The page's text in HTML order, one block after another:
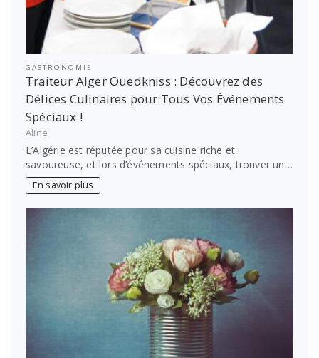
GASTRONOMIE
Traiteur Alger Ouedkniss : Découvrez des
Délices Culinaires pour Tous Vos Événements
Spéciaux !
Aline
L’Algérie est réputée pour sa cuisine riche et
savoureuse, et lors d’événements spéciaux, trouver un…
En savoir plus